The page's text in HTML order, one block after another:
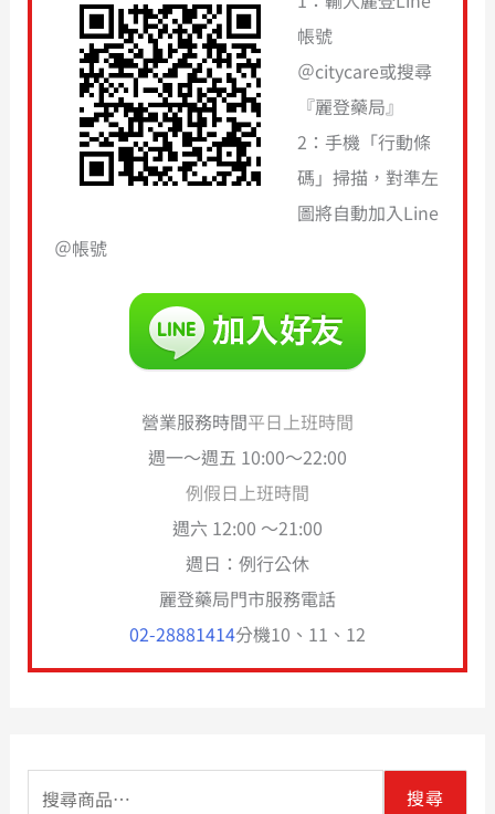
帳號
＠citycare或搜尋
『麗登藥局』
2：手機「行動條
碼」掃描，對準左
圖將自動加入Line
＠帳號
營業服務時間平日上班時間
週一～週五 10:00～22:00
例假日上班時間
週六 12:00 ～21:00
週日：例行公休
麗登藥局門市服務電話
02-28881414分機10、11、12
搜尋